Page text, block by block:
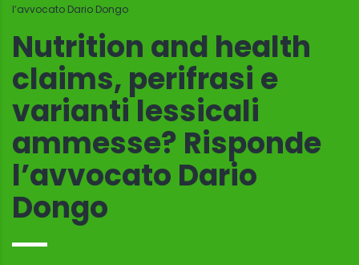
l’avvocato Dario Dongo
Nutrition and health
claims, perifrasi e
varianti lessicali
ammesse? Risponde
l’avvocato Dario
Dongo